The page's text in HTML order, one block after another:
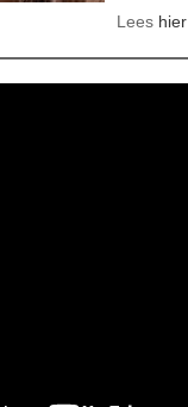
Lees hier